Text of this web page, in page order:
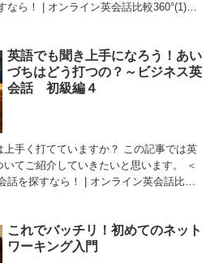
なら！ | オンライン英会話比較360°(1)
英語でも聞き上手になろう！あい
づちはどう打つの？～ビジネス英
会話 初級編４
手く打てていますか？ この記事では英
てご紹介していきたいと思います。 ＜
話を探すなら！ | オンライン英会話比較
これでバッチリ！初めてのネット
ワーキング入門